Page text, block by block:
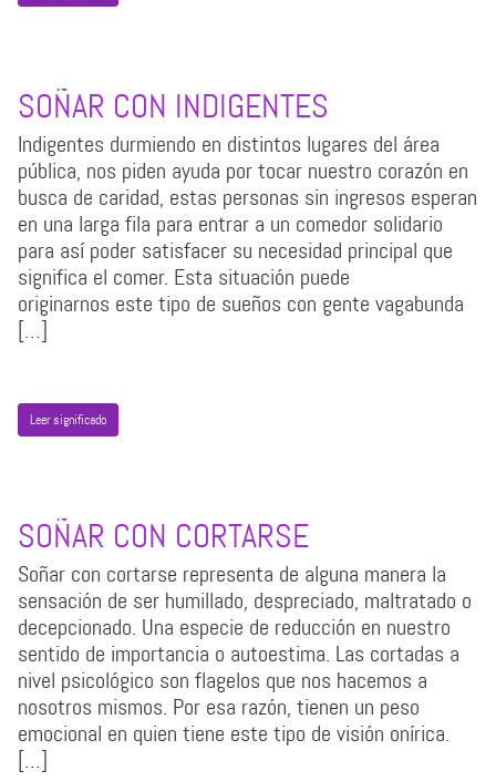
SOÑAR CON INDIGENTES
Indigentes durmiendo en distintos lugares del área
pública, nos piden ayuda por tocar nuestro corazón en
busca de caridad, estas personas sin ingresos esperan
en una larga fila para entrar a un comedor solidario
para así poder satisfacer su necesidad principal que
significa el comer. Esta situación puede
originarnos este tipo de sueños con gente vagabunda
[…]
Leer significado
SOÑAR CON CORTARSE
Soñar con cortarse representa de alguna manera la
sensación de ser humillado, despreciado, maltratado o
decepcionado. Una especie de reducción en nuestro
sentido de importancia o autoestima. Las cortadas a
nivel psicológico son flagelos que nos hacemos a
nosotros mismos. Por esa razón, tienen un peso
emocional en quien tiene este tipo de visión onírica.
[…]